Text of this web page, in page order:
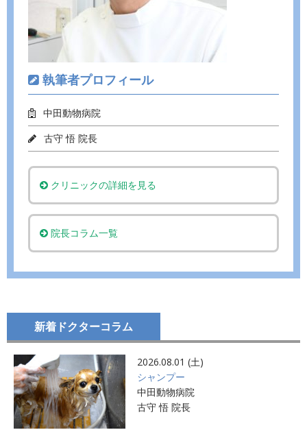
執筆者プロフィール
中田動物病院
古守 悟 院長
クリニックの詳細を見る
院長コラム一覧
新着ドクターコラム
2026.08.01 (土)
シャンプー
中田動物病院
古守 悟 院長